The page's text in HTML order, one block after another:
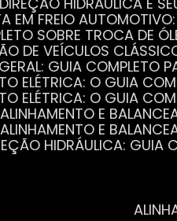
EM FREIO
SOBRE TROCA DE
DE VEÍCULOS
GERAL: GUIA COMPLETO
ELÉTRICA: O GUIA
ELÉTRICA: O GUIA
ALINHAMENTO E
ALINHAMENTO E
HIDRÁULICA:
COMPLETA PARA
AUTOMOTIVA É
ALINHAMENTO E
ESSENCIAIS DA TROCA